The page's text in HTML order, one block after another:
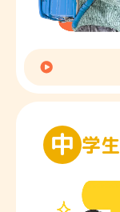
中 学生